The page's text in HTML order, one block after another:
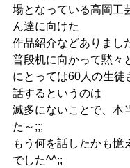
場となっている高岡工
ん達に向けた
作品紹介などありまし
普段机に向かって黙々
にとっては60人の生徒
話するというのは
滅多にないことで、本
た～;;;
もう何を話したかも憶
でした^^;;